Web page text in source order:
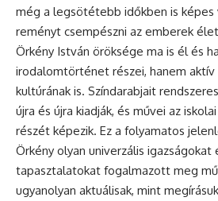
még a legsötétebb időkben is
reményt csempészni az emberek
Örkény István öröksége ma is él és
irodalomtörténet részei, hanem aktív
kultúrának is. Színdarabjait
újra és újra kiadják, és művei az
részét képezik. Ez a folyamatos
Örkény olyan univerzális igazságokat
tapasztalatokat fogalmazott meg
ugyanolyan aktuálisak, mint